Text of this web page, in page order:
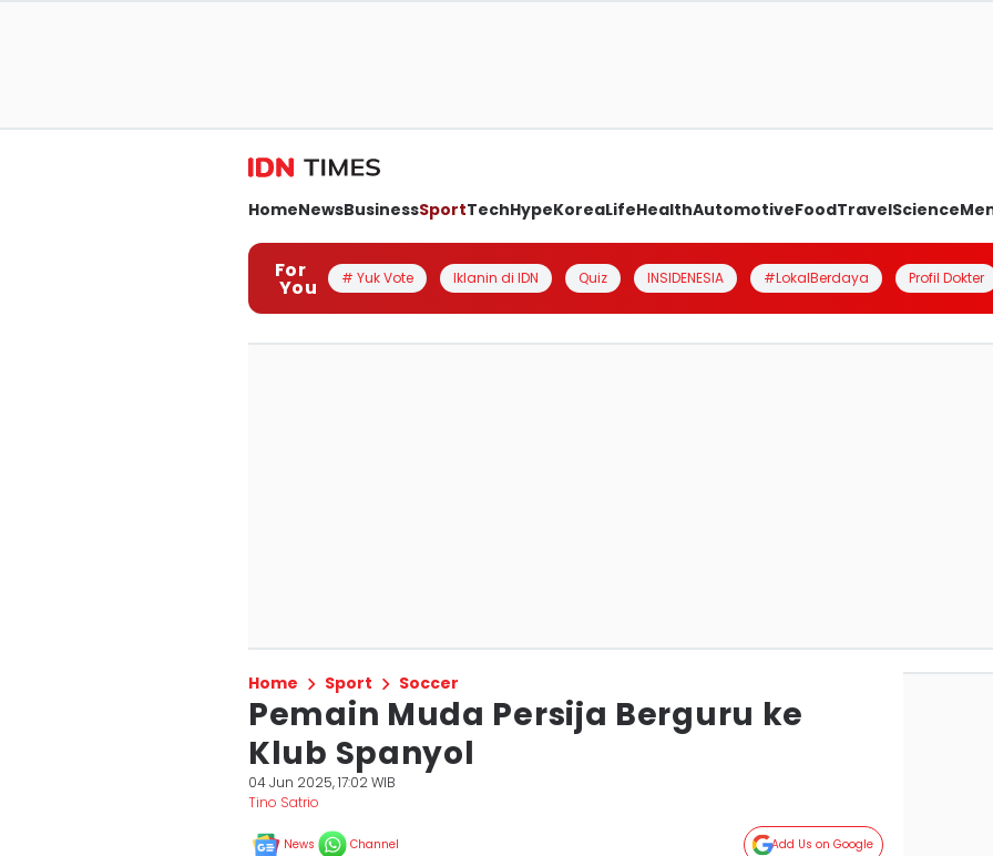
HomeNewsBusinessSportTechHypeKoreaLifeHealthAutomotiveFoodTravelScience
For
You # Yuk Vote Iklanin di IDN Quiz INSIDENESIA #LokalBerdaya Profil Dokter
Home Sport Soccer
Pemain Muda Persija Berguru ke
Klub Spanyol
04 Jun 2025, 17:02 WIB
Tino Satrio
News Channel Add Us on Google